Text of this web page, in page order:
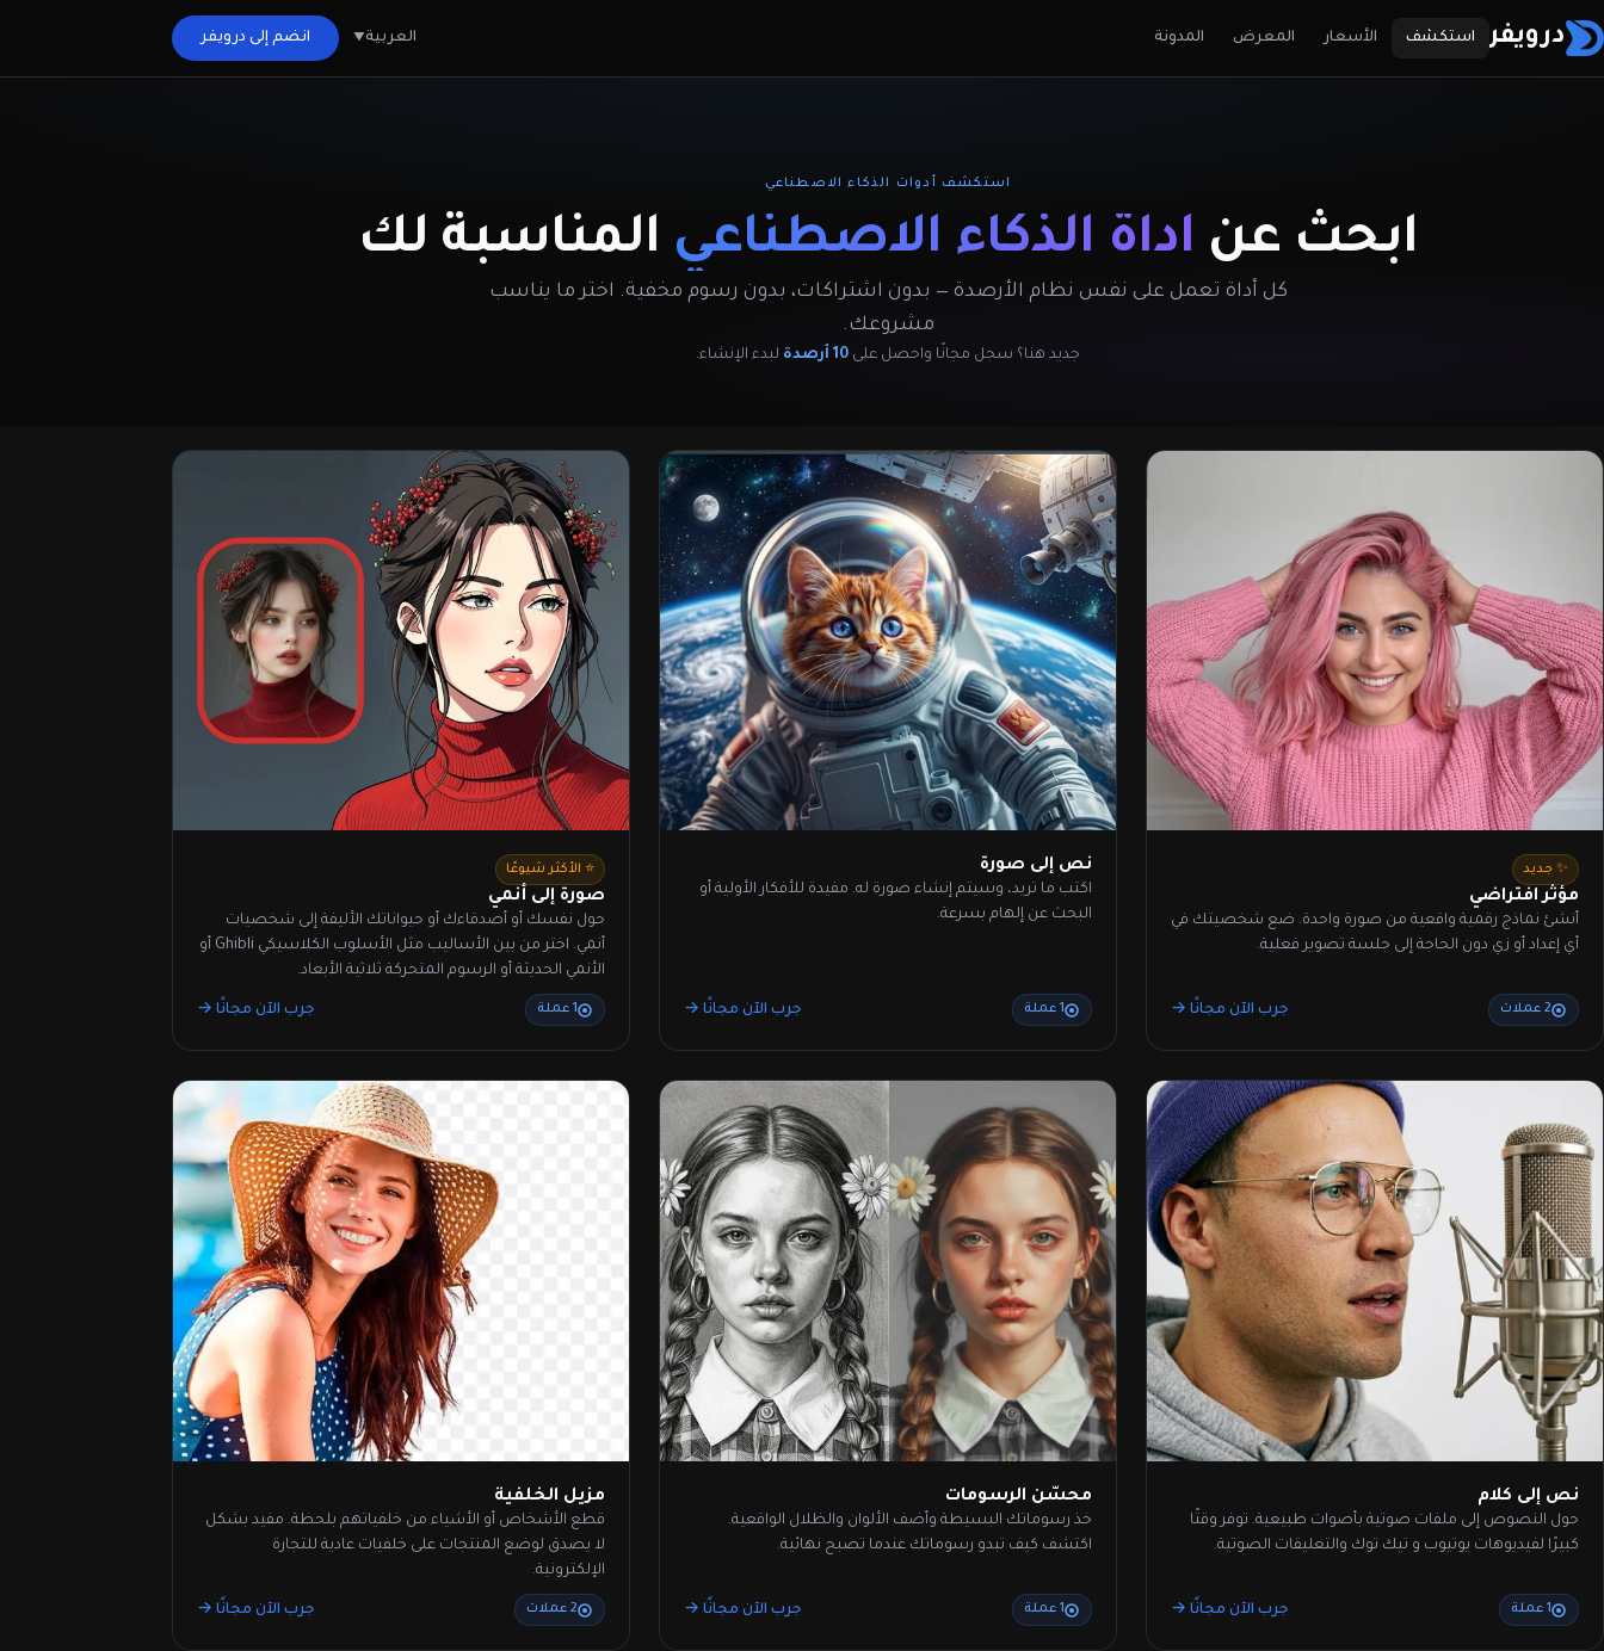
درويفر استكشف الأسعار المعرض المدونة العربية انضم إلى درويفر
استكشف أدوات الذكاء الاصطناعي
ابحث عن أداة الذكاء الاصطناعي المناسبة لك
كل أداة تعمل على نفس نظام الأرصدة — بدون اشتراكات، بدون رسوم مخفية. اختر ما يناسب
مشروعك.
جديد هنا؟ سجل مجانًا واحصل على 10 أرصدة لبدء الإنشاء.
جميع أدوات الذكاء الاصطناعي
✨ جديد
مؤثر افتراضي
أنشئ نماذج رقمية واقعية من صورة واحدة. ضع شخصيتك في
أي إعداد أو زي دون الحاجة إلى جلسة تصوير فعلية.
2 عملات جرب الآن مجانًا →
نص إلى صورة
اكتب ما تريد، وسيتم إنشاء صورة له. مفيدة للأفكار الأولية أو
البحث عن إلهام بسرعة.
1 عملة جرب الآن مجانًا →
⭐ الأكثر شيوعًا
صورة إلى أنمي
حول نفسك أو أصدقاءك أو حيواناتك الأليفة إلى شخصيات
أنمي. اختر من بين الأساليب مثل الأسلوب الكلاسيكي Ghibli أو
الأنمي الحديثة أو الرسوم المتحركة ثلاثية الأبعاد.
1 عملة جرب الآن مجانًا →
نص إلى كلام
حول النصوص إلى ملفات صوتية بأصوات طبيعية. توفر وقتًا
كبيرًا لفيديوهات يوتيوب و تيك توك والتعليقات الصوتية.
1 عملة جرب الآن مجانًا →
محسّن الرسومات
خذ رسوماتك البسيطة وأضف الألوان والظلال الواقعية.
اكتشف كيف تبدو رسوماتك عندما تصبح نهائية.
1 عملة جرب الآن مجانًا →
مزيل الخلفية
قطع الأشخاص أو الأشياء من خلفياتهم بلحظة. مفيد بشكل
لا يصدق لوضع المنتجات على خلفيات عادية للتجارة
الإلكترونية.
2 عملات جرب الآن مجانًا →